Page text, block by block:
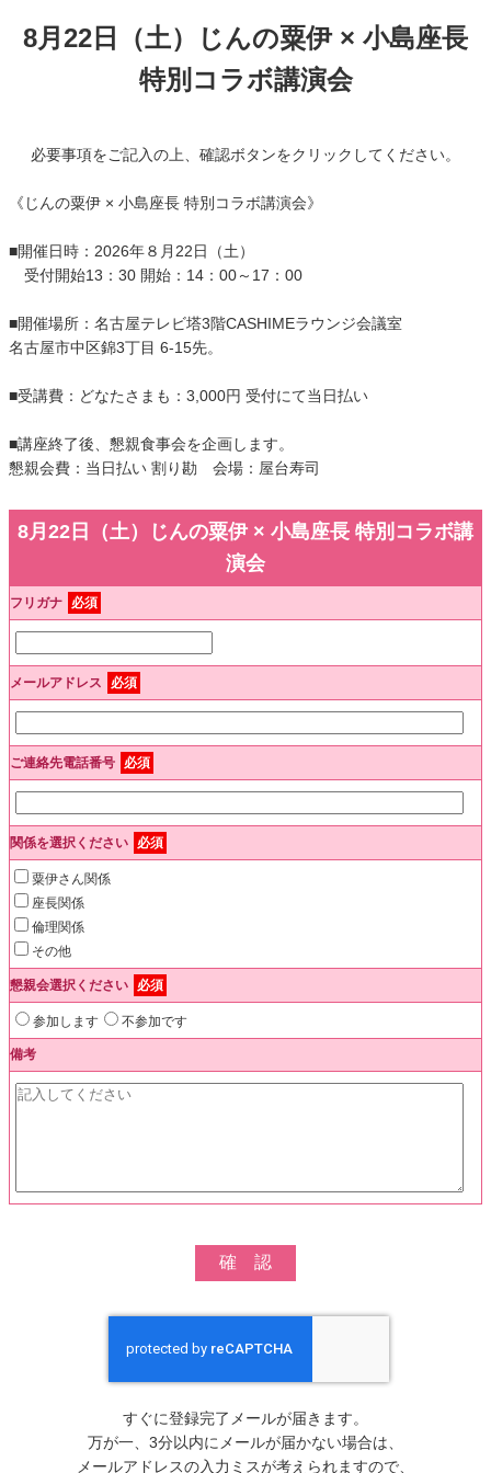
8月22日（土）じんの粟伊 × 小島座長
特別コラボ講演会
必要事項をご記入の上、確認ボタンをクリックしてください。
《じんの粟伊 × 小島座長 特別コラボ講演会》
■開催日時：2026年８月22日（土）
受付開始13：30 開始：14：00～17：00
■開催場所：名古屋テレビ塔3階CASHIMEラウンジ会議室
名古屋市中区錦3丁目 6-15先。
■受講費：どなたさまも：3,000円 受付にて当日払い
■講座終了後、懇親食事会を企画します。
懇親会費：当日払い 割り勘 会場：屋台寿司
8月22日（土）じんの粟伊 × 小島座長 特別コラボ講
演会
フリガナ 必須
メールアドレス 必須
ご連絡先電話番号 必須
関係を選択ください 必須
粟伊さん関係
座長関係
倫理関係
その他
懇親会選択ください 必須
参加します 不参加です
備考
すぐに登録完了メールが届きます。
万が一、3分以内にメールが届かない場合は、
メールアドレスの入力ミスが考えられますので、